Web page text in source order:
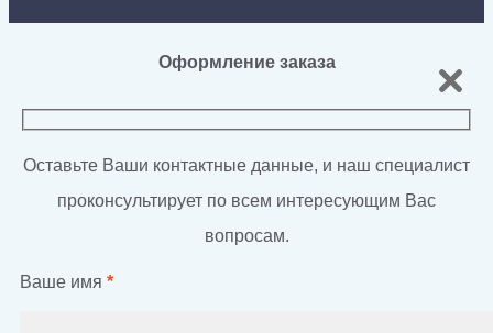
Оформление заказа
Оставьте Ваши контактные данные, и наш специалист
проконсультирует по всем интересующим Вас
вопросам.
Ваше имя *